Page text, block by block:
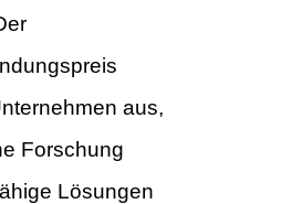
aus,
Forschung
Lösungen